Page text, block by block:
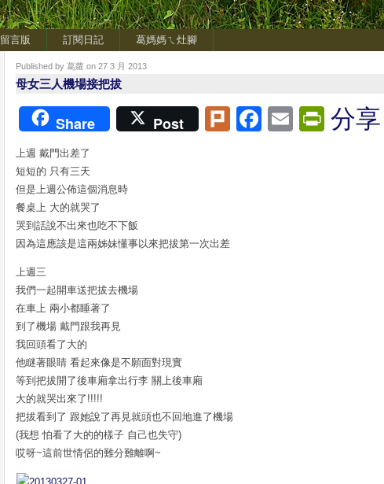
留言版 訂閱日記 葛媽媽ㄟ灶腳
Published by 葛蘿 on 27 3 月 2013
母女三人機場接把拔
Share Post PlurkFacebook
Email分享
上週 戴門出差了
短短的 只有三天
但是上週公佈這個消息時
餐桌上 大的就哭了
哭到話說不出來也吃不下飯
因為這應該是這兩姊妹懂事以來把拔第一次出差
上週三
我們一起開車送把拔去機場
在車上 兩小都睡著了
到了機場 戴門跟我再見
我回頭看了大的
他瞇著眼睛 看起來像是不願面對現實
等到把拔開了後車廂拿出行李 關上後車廂
大的就哭出來了!!!!!
把拔看到了 跟她說了再見就頭也不回地進了機場
(我想 怕看了大的的樣子 自己也失守)
哎呀~這前世情侶的難分難離啊~